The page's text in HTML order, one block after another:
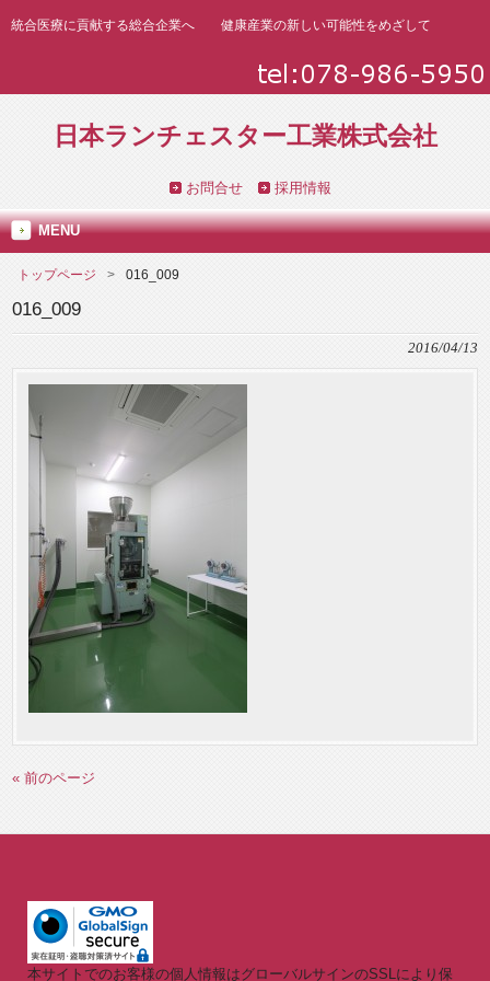
統合医療に貢献する総合企業へ 健康産業の新しい可能性をめざして
日本ランチェスター工業株式会社
お問合せ 採用情報
MENU
トップページ 016_009
016_009
2016/04/13
« 前のページ
本サイトでのお客様の個人情報はグローバルサインのSSLにより保